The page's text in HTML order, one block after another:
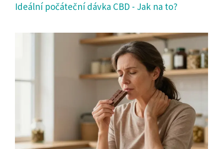
Ideální počáteční dávka CBD - Jak na to?